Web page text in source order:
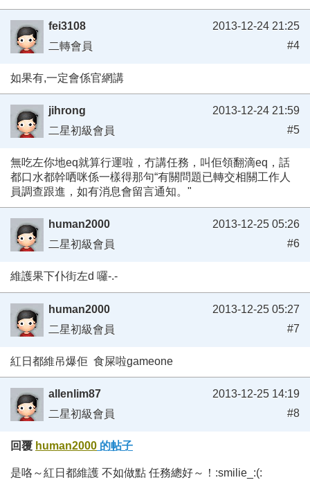
fei3108
二轉會員
2013-12-24 21:25
#4
如果有,一定會係官網講
jihrong
二星初級會員
2013-12-24 21:59
#5
無吃左你地eq就算行運啦，冇講任務，叫佢領翻滴eq，話
都口水都幹哂咪係一樣得那句“有關問題已轉交相關工作人
員調查跟進，如有消息會留言通知。"
human2000
二星初級會員
2013-12-25 05:26
#6
維護果下仆街左d 囉-.-
human2000
二星初級會員
2013-12-25 05:27
#7
紅日都維吊爆佢 食屎啦gameone
allenlim87
二星初級會員
2013-12-25 14:19
#8
回覆 human2000 的帖子
是咯～紅日都維護 不如做點 任務總好～！:smilie_:(: